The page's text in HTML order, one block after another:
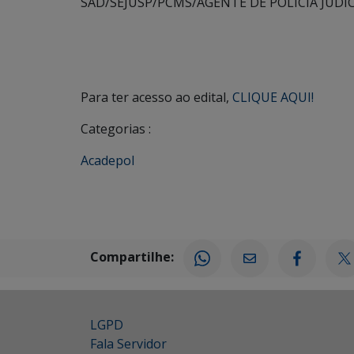
Para ter acesso ao edital, CLIQUE AQUI!
Categorias :
Acadepol
Compartilhe:
LGPD
Fala Servidor